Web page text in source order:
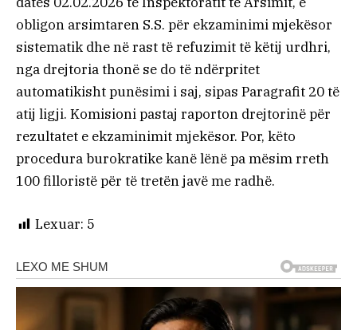
obligon arsimtaren S.S. për ekzaminimi mjekësor
sistematik dhe në rast të refuzimit të këtij urdhri,
nga drejtoria thonë se do të ndërpritet
automatikisht punësimi i saj, sipas Paragrafit 20 të
atij ligji. Komisioni pastaj raporton drejtorinë për
rezultatet e ekzaminimit mjekësor. Por, këto
procedura burokratike kanë lënë pa mësim rreth
100 filloristë për të tretën javë me radhë.
Lexuar: 5